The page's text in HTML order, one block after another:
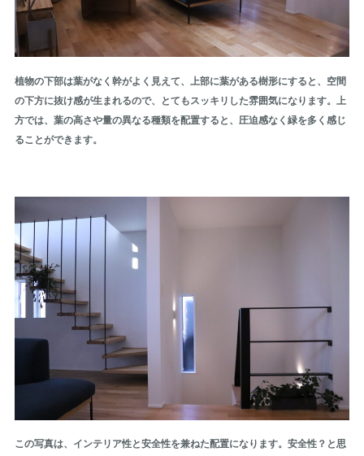
植物の下部は葉がなく幹がよく見えて、上部に葉がある樹形にすると、空間
の下方に抜け感が生まれるので、とてもスッキリした雰囲気になります。上
方では、葉の高さや量の異なる種類を配置すると、圧迫感なく緑を多く感じ
ることができます。
この写真は、インテリア性と安全性を兼ねた配置になります。安全性？と思